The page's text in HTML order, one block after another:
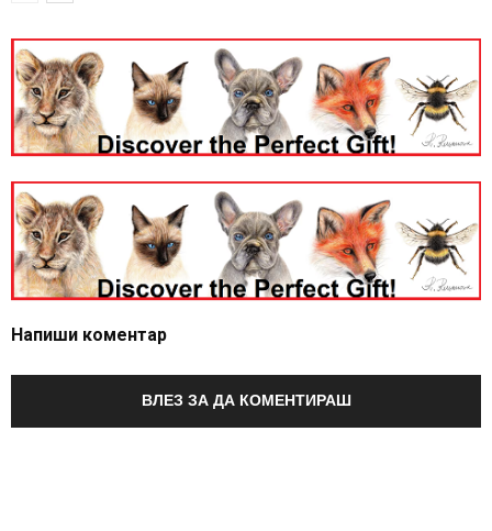
Напиши коментар
ВЛЕЗ ЗА ДА КОМЕНТИРАШ